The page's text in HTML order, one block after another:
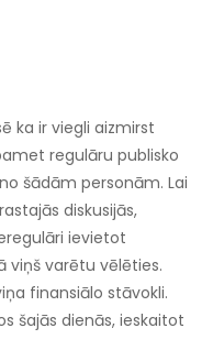
ka ir viegli aizmirst
regulāru publisko
šādām personām. Lai
diskusijās,
ievietot
viņš varētu vēlēties.
finansiālo stāvokli.
šajās dienās, ieskaitot